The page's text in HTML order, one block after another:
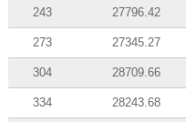
243 27796.42
273 27345.27
304 28709.66
334 28243.68